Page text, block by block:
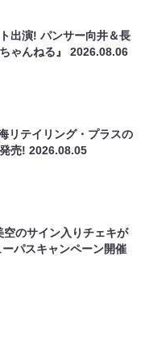
出演! パンサー向井＆長
ゃんねる』2026.08.06
リテイリング・プラスの
発売!2026.08.05
空のサイン入りチェキが
パスキャンペーン開催